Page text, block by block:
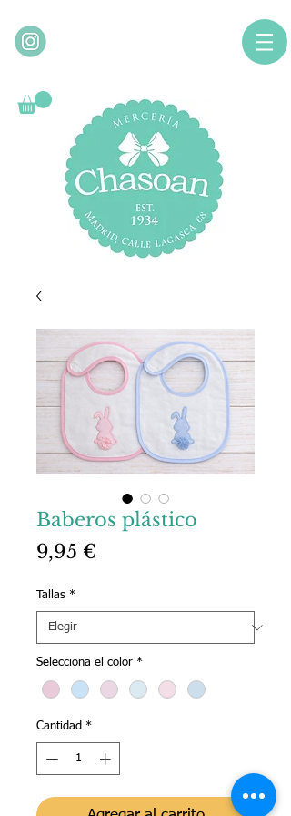
Baberos plástico
9,95 €
Tallas *
Selecciona el color *
Cantidad *